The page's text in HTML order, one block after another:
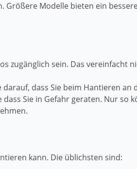
Größere Modelle bieten ein
zugänglich sein. Das vereinfacht
dass Sie beim Hantieren
Sie in Gefahr geraten. Nur so
kann. Die üblichsten sind: